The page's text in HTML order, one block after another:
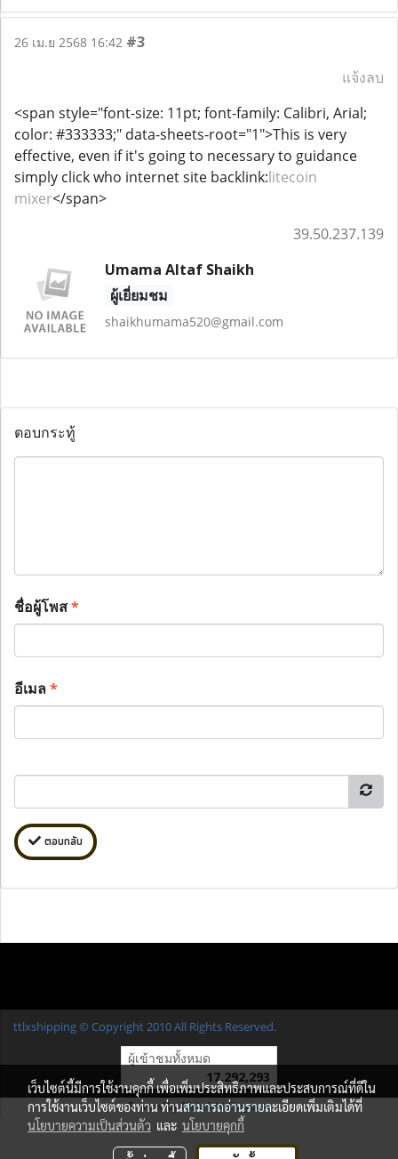
26 เม.ย 2568 16:42 #3
แจ้งลบ
<span style="font-size: 11pt; font-family: Calibri, Arial;
color: #333333;" data-sheets-root="1">This is very
effective, even if it's going to necessary to guidance
simply click who internet site backlink:litecoin
mixer</span>
39.50.237.139
Umama Altaf Shaikh
ผู้เยี่ยมชม
shaikhumama520@gmail.com
ตอบกระทู้
ชื่อผู้โพส*
อีเมล*
ตอบกลับ
ttlxshipping © Copyright 2010 All Rights Reserved.
ผู้เข้าชมทั้งหมด
17,292,293
Powered byMakeWebEasy.com
เว็บไซต์นี้มีการใช้งานคุกกี้ เพื่อเพิ่มประสิทธิภาพและประสบการณ์ที่ดีใน
การใช้งานเว็บไซต์ของท่าน ท่านสามารถอ่านรายละเอียดเพิ่มเติมได้ที่
นโยบายความเป็นส่วนตัว และ นโยบายคุกกี้